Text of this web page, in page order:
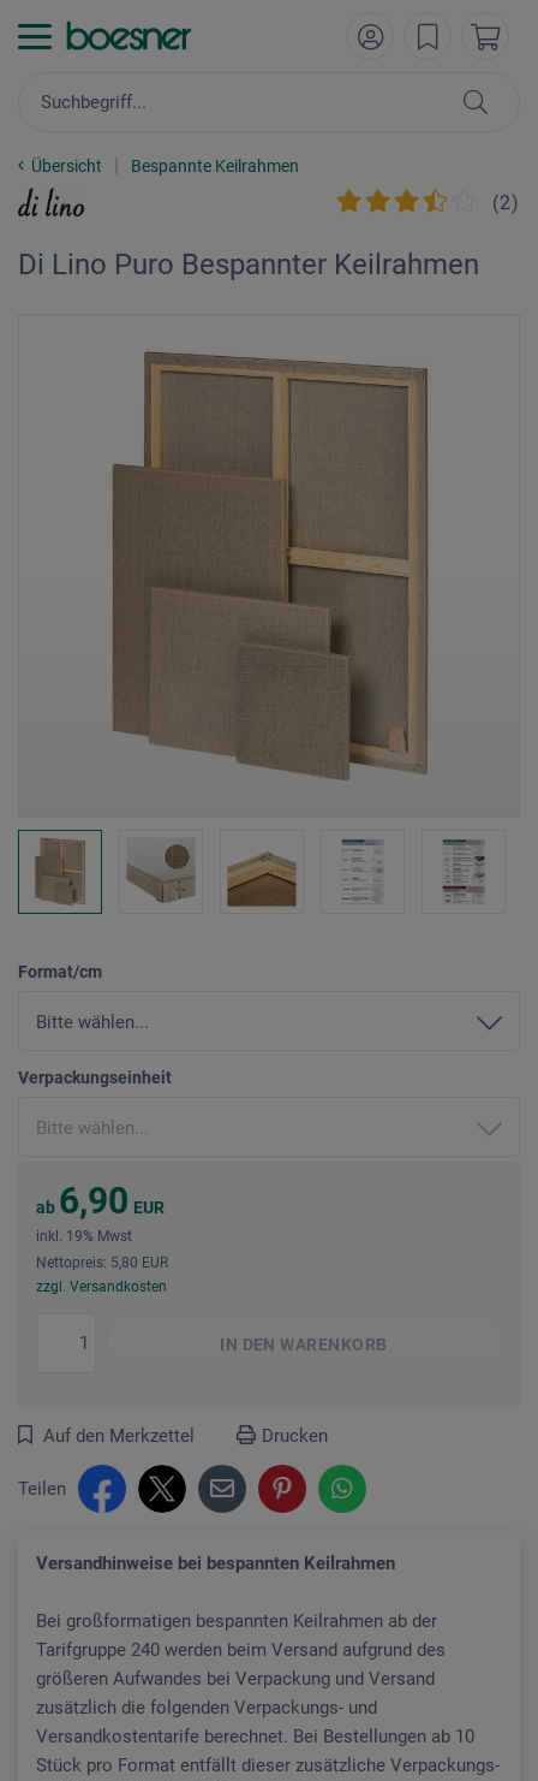
Übersicht Bespannte Keilrahmen
(2)
Di Lino Puro Bespannter Keilrahmen
Format/cm
Verpackungseinheit
ab 6,90 EUR
inkl. 19% Mwst
Nettopreis: 5,80 EUR
zzgl. Versandkosten
IN DEN WARENKORB
Auf den Merkzettel Drucken
Teilen
Versandhinweise bei bespannten Keilrahmen
Bei großformatigen bespannten Keilrahmen ab der
Tarifgruppe 240 werden beim Versand aufgrund des
größeren Aufwandes bei Verpackung und Versand
zusätzlich die folgenden Verpackungs- und
Versandkostentarife berechnet. Bei Bestellungen ab 10
Stück pro Format entfällt dieser zusätzliche Verpackungs-